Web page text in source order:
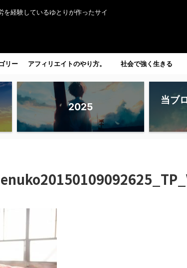
経験しているゆとりが作ったサイ
リー アフィリエイトのやり方。 社会で強く生きる
2025
当ブ